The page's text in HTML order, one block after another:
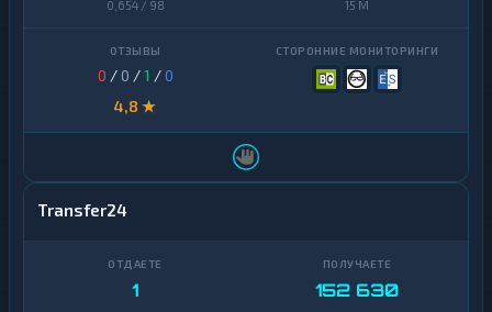
0,654 / 98 15 M
0 / 0 /1 /0
4,8 ★
Transfer24
1 152 630